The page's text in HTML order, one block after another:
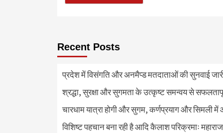
Recent Posts
प्रदेश में विसंगति और अनमैप्ड मतदाताओं की सुनवाई
श्रद्धा, सुरक्षा और सुगमता के उत्कृष्ट समन्वय से
चारधाम यात्रा होगी और सुगम, कर्णप्रयाग और सिमली
विशिष्ट पहचान बना रही है आदि कैलाश परिक्रमाः महाराज